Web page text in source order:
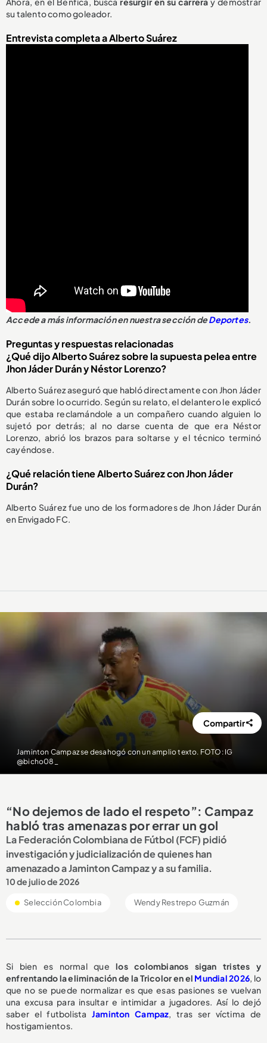
su talento como goleador.
Entrevista completa a Alberto Suárez
Accede a más información en nuestra sección deDeportes.
Preguntas y respuestas relacionadas
¿Qué dijo Alberto Suárez sobre la supuesta pelea entre
Jhon Jáder Durán y Néstor Lorenzo?
Alberto Suárez aseguró que habló directamente con Jhon Jáder
Durán sobre lo ocurrido. Según su relato, el delantero le explicó
que estaba reclamándole a un compañero cuando alguien lo
sujetó por detrás; al no darse cuenta de que era Néstor
Lorenzo, abrió los brazos para soltarse y el técnico terminó
cayéndose.
¿Qué relación tiene Alberto Suárez con Jhon Jáder
Durán?
Alberto Suárez fue uno de los formadores de Jhon Jáder Durán
en Envigado FC.
Jaminton Campaz se desahogó con un amplio texto. FOTO: IG
@bicho08_
Compartir
“No dejemos de lado el respeto”: Campaz
habló tras amenazas por errar un gol
La Federación Colombiana de Fútbol (FCF) pidió
investigación y judicialización de quienes han
amenazado a Jaminton Campaz y a su familia.
10 de julio de 2026
Selección Colombia Wendy Restrepo Guzmán
Si bien es normal que los colombianos sigan tristes y
enfrentando la eliminación de la Tricolor en el Mundial 2026, lo
que no se puede normalizar es que esas pasiones se vuelvan
una excusa para insultar e intimidar a jugadores. Así lo dejó
saber el futbolistaJaminton Campaz, tras ser víctima de
hostigamientos.